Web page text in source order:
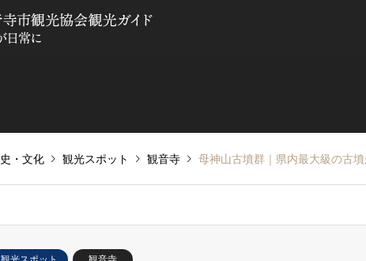
・文化 観光スポット 観音寺 母神山古墳群｜県内最大級の古